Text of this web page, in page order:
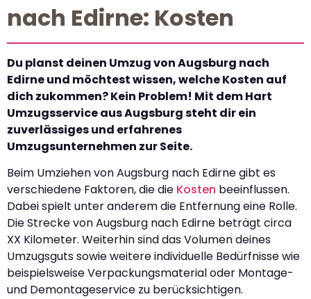
nach Edirne: Kosten
Du planst deinen Umzug von Augsburg nach
Edirne und möchtest wissen, welche Kosten auf
dich zukommen? Kein Problem! Mit dem Hart
Umzugsservice aus Augsburg steht dir ein
zuverlässiges und erfahrenes
Umzugsunternehmen zur Seite.
Beim Umziehen von Augsburg nach Edirne gibt es
verschiedene Faktoren, die die Kosten beeinflussen.
Dabei spielt unter anderem die Entfernung eine Rolle.
Die Strecke von Augsburg nach Edirne beträgt circa
XX Kilometer. Weiterhin sind das Volumen deines
Umzugsguts sowie weitere individuelle Bedürfnisse wie
beispielsweise Verpackungsmaterial oder Montage-
und Demontageservice zu berücksichtigen.